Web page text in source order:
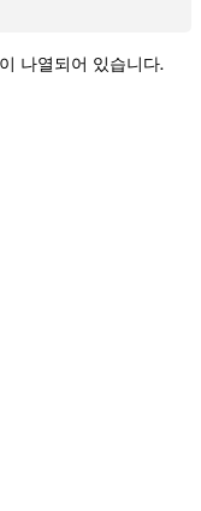
나열되어 있습니다.